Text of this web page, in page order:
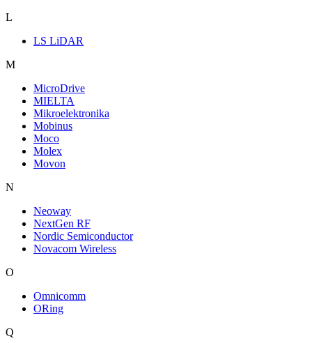
L
LS LiDAR
M
MicroDrive
MIELTA
Mikroelektronika
Mobinus
Moco
Molex
Movon
N
Neoway
NextGen RF
Nordic Semiconductor
Novacom Wireless
O
Omnicomm
ORing
Q